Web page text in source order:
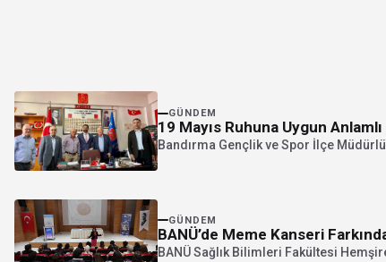
GÜNDEM
19 Mayıs Ruhuna Uygun
Bandırma Gençlik ve Spor İlçe
GÜNDEM
BANÜ’de Meme Kanseri
BANÜ Sağlık Bilimleri Fakültesi